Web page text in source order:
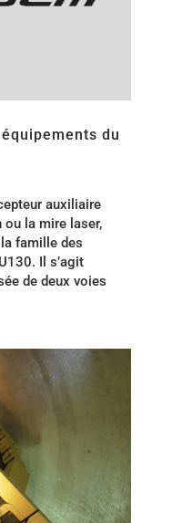
du
auxiliaire
ou la mire laser,
la famille des
Il s’agit
de deux voies